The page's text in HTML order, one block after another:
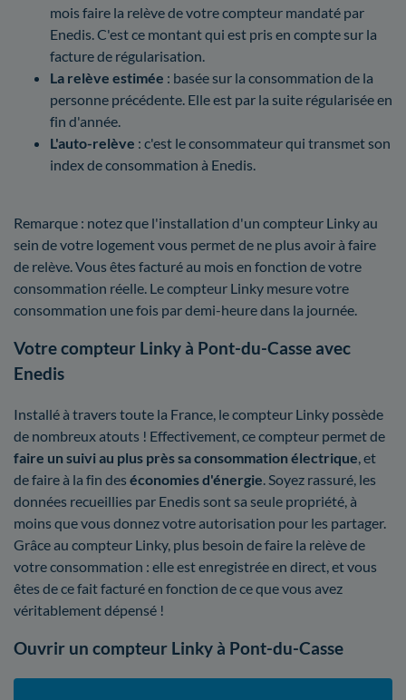
mois faire la relève de votre compteur mandaté par
Enedis. C'est ce montant qui est pris en compte sur la
facture de régularisation.
La relève estimée : basée sur la consommation de la
personne précédente. Elle est par la suite régularisée en
fin d'année.
L'auto-relève : c'est le consommateur qui transmet son
index de consommation à Enedis.
Remarque : notez que l'installation d'un compteur Linky au
sein de votre logement vous permet de ne plus avoir à faire
de relève. Vous êtes facturé au mois en fonction de votre
consommation réelle. Le compteur Linky mesure votre
consommation une fois par demi-heure dans la journée.
Votre compteur Linky à Pont-du-Casse avec
Enedis
Installé à travers toute la France, le compteur Linky possède
de nombreux atouts ! Effectivement, ce compteur permet de
faire un suivi au plus près sa consommation électrique , et
de faire à la fin des économies d'énergie . Soyez rassuré, les
données recueillies par Enedis sont sa seule propriété, à
moins que vous donnez votre autorisation pour les partager.
Grâce au compteur Linky, plus besoin de faire la relève de
votre consommation : elle est enregistrée en direct, et vous
êtes de ce fait facturé en fonction de ce que vous avez
véritablement dépensé !
Ouvrir un compteur Linky à Pont-du-Casse